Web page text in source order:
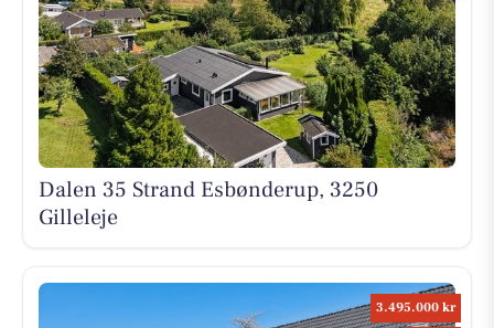
Dalen 35 Strand Esbønderup, 3250
Gilleleje
3.495.000 kr